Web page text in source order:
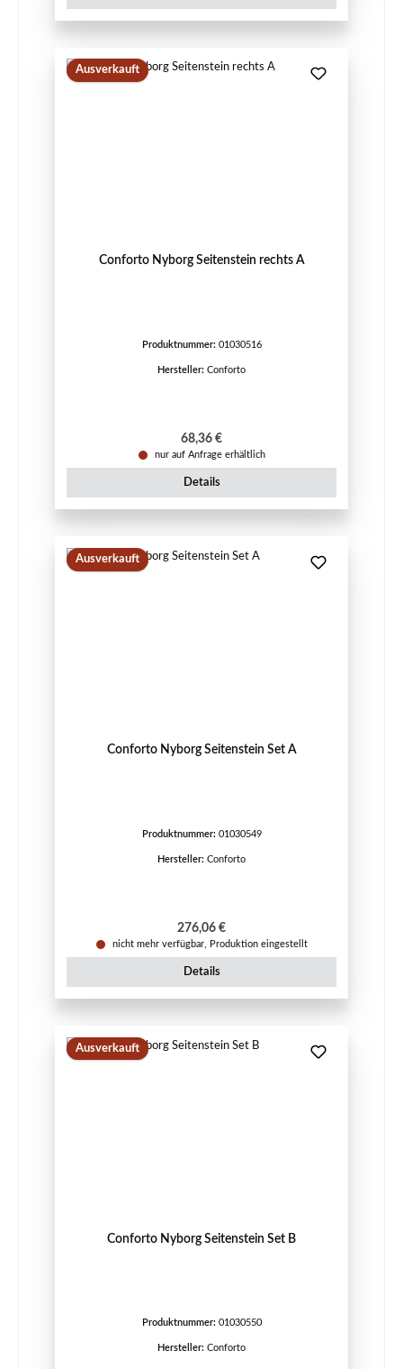
Ausverkauft
Conforto Nyborg Seitenstein rechts A
Produktnummer: 01030516
Hersteller: Conforto
Regulärer Preis:
68,36 €
nur auf Anfrage erhältlich
Details
Ausverkauft
Conforto Nyborg Seitenstein Set A
Produktnummer: 01030549
Hersteller: Conforto
Regulärer Preis:
276,06 €
nicht mehr verfügbar, Produktion eingestellt
Details
Ausverkauft
Conforto Nyborg Seitenstein Set B
Produktnummer: 01030550
Hersteller: Conforto